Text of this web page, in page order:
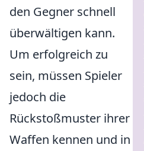
den Gegner schnell
überwältigen kann.
Um erfolgreich zu
sein, müssen Spieler
jedoch die
Rückstoßmuster ihrer
Waffen kennen und in